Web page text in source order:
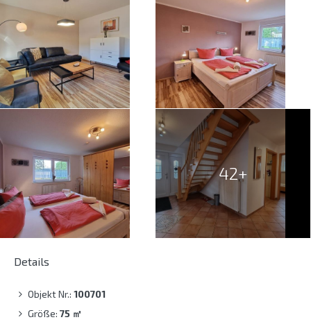
42+
Details
Objekt Nr.: 100701
Größe: 75 ㎡